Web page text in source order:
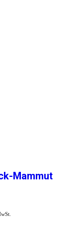
Mammut